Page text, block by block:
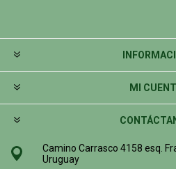
MI
Camino Carrasco 4158 esq.
Uruguay